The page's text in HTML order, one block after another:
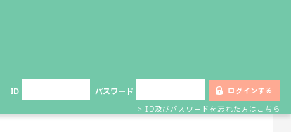
ID パスワード
> ID及びパスワードを忘れた方はこちら